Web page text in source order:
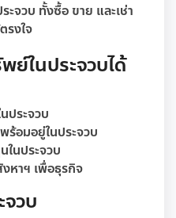
จวบ ทั้งซื้อ ขาย และเช่า
รงใจ
ย์ในประจวบได้
ประจวบ
ร้อมอยู่ในประจวบ
ในประจวบ
หาฯ เพื่อธุรกิจ
จวบ